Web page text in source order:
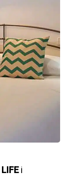
LIFEi